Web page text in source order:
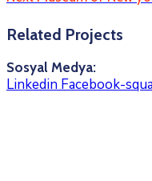
Related Projects
Sosyal Medya:
Linkedin Facebook-